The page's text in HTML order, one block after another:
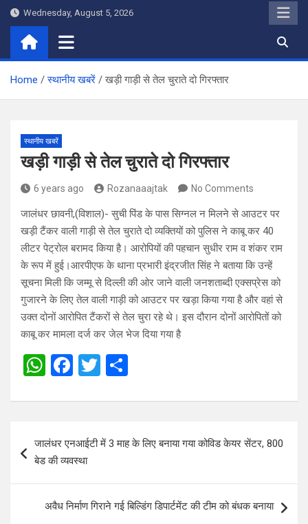
Skip
content
Wednesday, August 5, 2026
Home स्थानीय खबरें खड़ी गाड़ी से तेल चुराते दो गिरफ्तार
स्थानीय खबरें
खड़ी गाड़ी से तेल चुराते दो गिरफ्तार
6 years ago Rozanaaajtak No Comments
जालंधर छावनी,(विशाल)- सुची पिंड के पास सिग्नल न मिलने से आउटर पर
खड़ी टैंकर वाली गाड़ी से तेल चुराते दो व्यक्तियों को पुलिस ने काबू कर 40
लीटर पेट्रोल बरामद किया है। आरोपियों की पहचान सुधीर राम व शंकर राम
के रूप में हुई।आरपीएफ के थाना प्रभारी इंद्रजीत सिंह ने बताया कि उन्हें
सूचना मिली कि जम्मू से दिल्ली की ओर जाने वाली जनशताब्दी एक्सप्रेस को
गुजारने के लिए तेल वाली गाड़ी को आउटर पर खड़ा किया गया है और वहां से
उक्त दोनों आरोपित टैंकरों से तेल चुरा रहे थे। इस दौरान दोनों आरोपितों को
काबू कर मामला दर्ज कर जेल भेज दिया गया है
W
at
s
A
p
F
ce
o
k
T
tt
er
ar
e
navigation
जालंधर एनआईटी में 3 माह के लिए बनाया गया कोविड केयर सेंटर, 800
बेड की व्यवस्था
अवैध निर्माण गिराने गई बिल्डिंग डिपार्टमेंट की टीम को बंधक बनाया